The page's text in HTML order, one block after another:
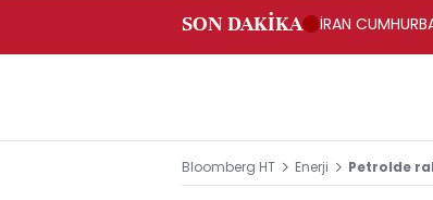
SON DAKİKA İRAN
Bloomberg HT Enerji Petrolde